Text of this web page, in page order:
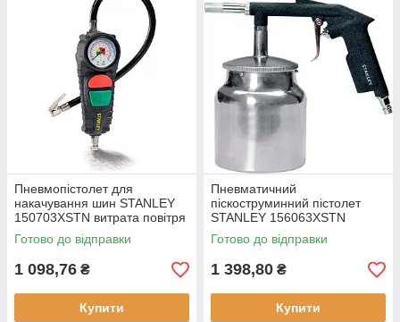
Пневмопістолет для
накачування шин STANLEY
150703XSTN витрата повітря
100 л/хв максимальний тиск
10 Бар вага 0.35 кг
Готово до відправки
1 098,76 ₴
Купити
Пневматичний
піскоструминний пістолет
STANLEY 156063XSTN
витрата повітря 300 л/хв
максимальний тиск 8 Бар
Готово до відправки
1 398,80 ₴
Купити